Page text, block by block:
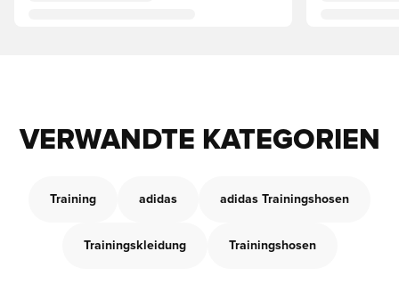
VERWANDTE KATEGORIEN
Training adidas adidas Trainingshosen
Trainingskleidung Trainingshosen